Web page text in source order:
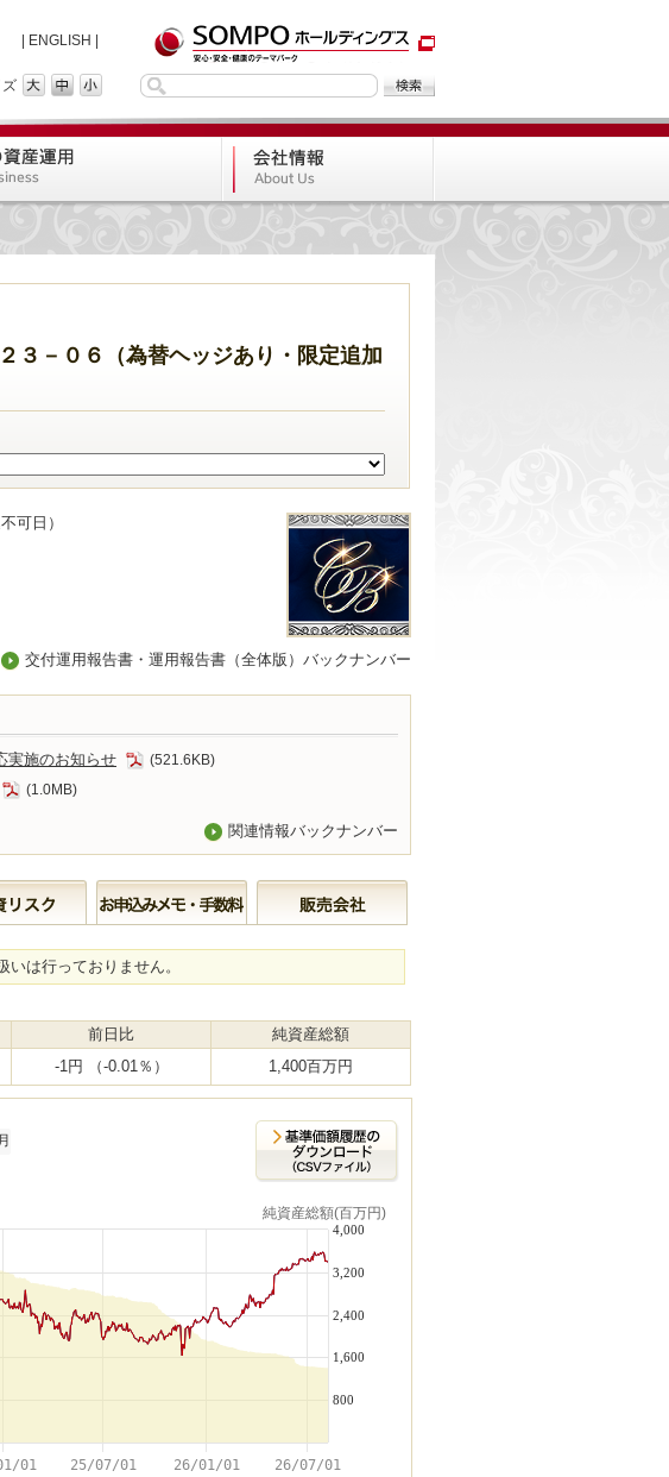
ENGLISH
３－０６（為替ヘッジあり・限定追加
可日）
交付運用報告書・運用報告書（全体版）バックナンバー
実施のお知らせ (521.6KB)
(1.0MB)
関連情報バックナンバー
は行っておりません。
前日比
純資産総額
-1円 （-0.01％） 1,400百万円
純資産総額(百万円)
01 25/07/01 26/01/01 26/07/01
800
1,600
2,400
3,200
4,000